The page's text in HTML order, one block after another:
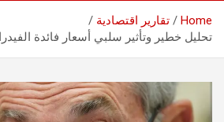
Home
تقارير اقتصادية
تحليل خطير وتأثير سلبي أسعار فائدة